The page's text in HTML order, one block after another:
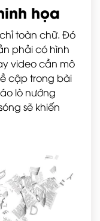
họa
toàn chữ. Đó
phải có hình
video cần mô
cập trong bài
lò nướng
sẽ khiến